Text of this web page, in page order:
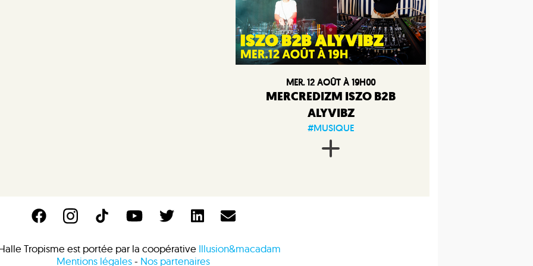
MER. 12 AOÛT À 19H00
MERCREDIZM ISZO B2B
ALYVIBZ
#MUSIQUE
Tropisme est portée par la coopérative Illusion&macadam
Mentions légales- Nos partenaires